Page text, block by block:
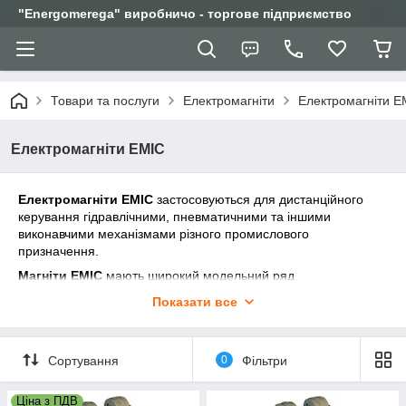
"Еnergomerega" виробничо - торгове підприємство
Товари та послуги Електромагніти Електромагніти
Електромагніти ЕМІС
Електромагніти ЕМІС застосовуються для дистанційного
керування гідравлічними, пневматичними та іншими
виконавчими механізмами різного промислового
призначення.
Магніти ЕМІС мають широкий модельний ряд
ЕМІС-5100(5200),
Умови експлуатації
температурот-40 до +40°С.
Показати все
Сортування 0 Фільтри
Ціна з ПДВ